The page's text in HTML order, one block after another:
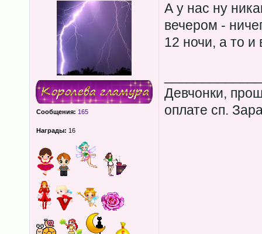
Сообщения: 165
Награды: 16
А у нас ну
вечером -
12 ночи, а то и
Девчонки,
оплате сп.